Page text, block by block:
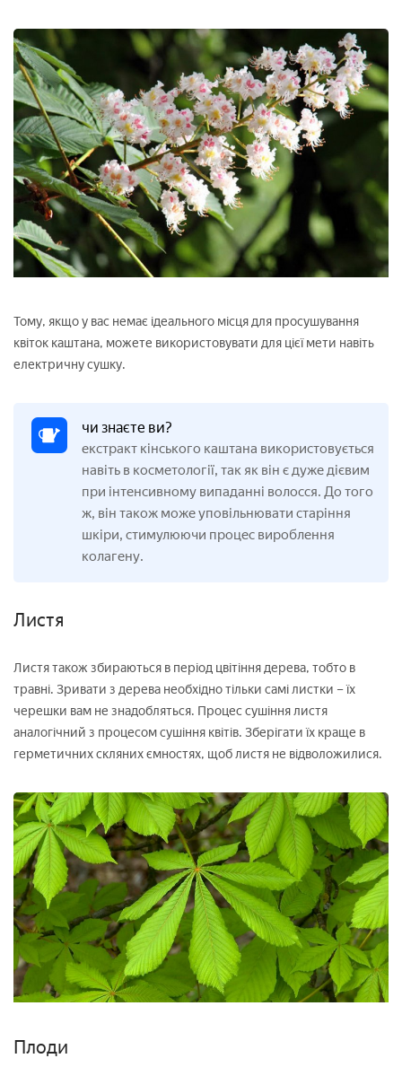
Тому, якщо у вас немає ідеального місця для просушування
квіток каштана, можете використовувати для цієї мети навіть
електричну сушку.
чи знаєте ви?
екстракт кінського каштана використовується
навіть в косметології, так як він є дуже дієвим
при інтенсивному випаданні волосся. До того
ж, він також може уповільнювати старіння
шкіри, стимулюючи процес вироблення
колагену.
Листя
Листя також збираються в період цвітіння дерева, тобто в
травні. Зривати з дерева необхідно тільки самі листки – їх
черешки вам не знадобляться. Процес сушіння листя
аналогічний з процесом сушіння квітів. Зберігати їх краще в
герметичних скляних ємностях, щоб листя не відволожилися.
Плоди